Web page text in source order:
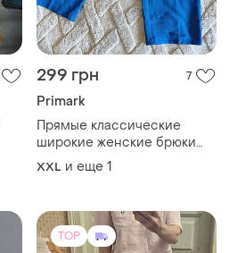
299 грн 7
Primark
Прямые классические
широкие женские брюки
цвета электрик
XXL и еще 1
TOP